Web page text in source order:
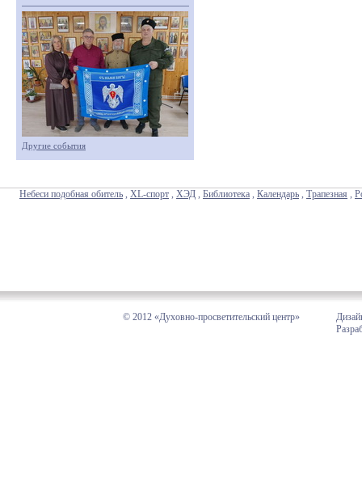
Другие события
Небеси подобная обитель , XL-спорт , ХЭД , Библиотека , Календарь , Трапезная ,
© 2012 «Духовно-просветительский центр»